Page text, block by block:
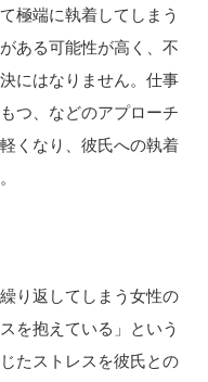
極端に執着してしまう
ある可能性が高く、不
にはなりません。仕事
つ、などのアプローチ
くなり、彼氏への執着
り返してしまう女性の
を抱えている」という
たストレスを彼氏との